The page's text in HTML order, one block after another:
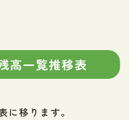
高一覧推移表
に移ります。